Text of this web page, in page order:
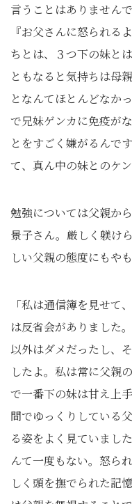
言うことはありません
『お父さんに怒られる
ちとは、３つ下の妹と
ともなると気持ちは母
となんてほとんどなか
で兄妹ゲンカに免疫が
とをすごく嫌がるんで
て、真ん中の妹とのケ
勉強については父親か
景子さん。厳しく躾け
しい父親の態度にもや
「私は通信簿を見せて
は反省会がありました
以外はダメだったし、
したよ。私は常に父親
で一番下の妹は甘え上
間でゆっくりしている
る姿をよく見ていまし
んて一度もない。怒ら
しく頭を撫でられた記